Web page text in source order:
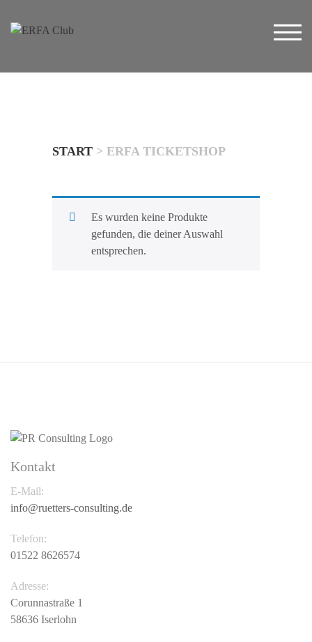
Inhalt
START > ERFA TICKETSHOP
Es wurden keine Produkte
gefunden, die deiner Auswahl
entsprechen.
Kontakt
E-Mail:
info@ruetters-consulting.de
Telefon:
01522 8626574
Adresse:
Corunnastraße 1
58636 Iserlohn